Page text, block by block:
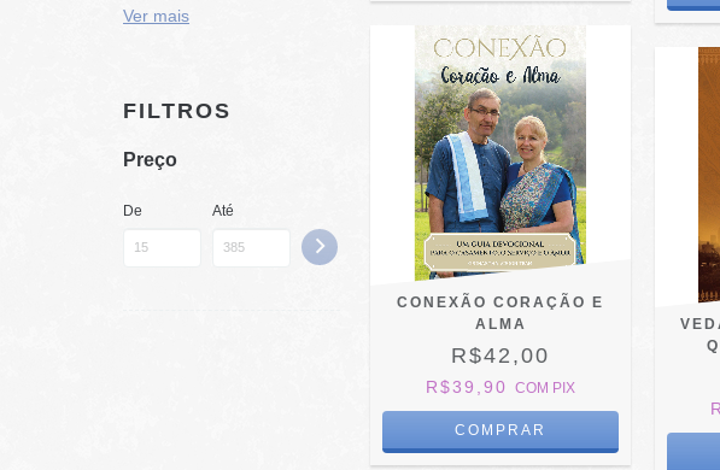
Ver mais
FILTROS
Preço
De Até
CONEXÃO CORAÇÃO E
ALMA
R$42,00
R$39,90COM PIX